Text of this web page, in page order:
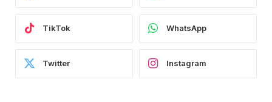
TikTok WhatsApp
Twitter Instagram